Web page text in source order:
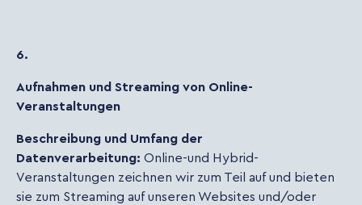
6.
Aufnahmen und Streaming von Online-
Veranstaltungen
Beschreibung und Umfang der
Datenverarbeitung: Online-und Hybrid-
Veranstaltungen zeichnen wir zum Teil auf und bieten
sie zum Streaming auf unseren Websites und/oder